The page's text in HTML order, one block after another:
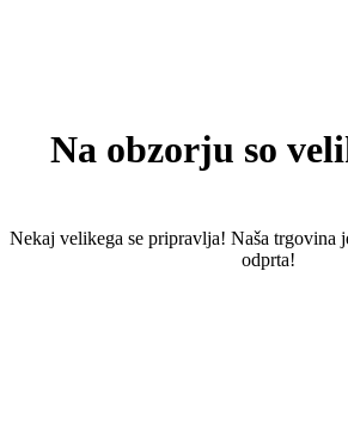
Na obzorju so
Nekaj ​​velikega se pripravlja! Naša trgovina
odprta!